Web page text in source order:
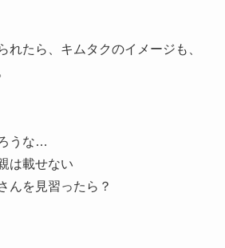
れたら、キムタクのイメージも、
うな…
は載せない
んを見習ったら？